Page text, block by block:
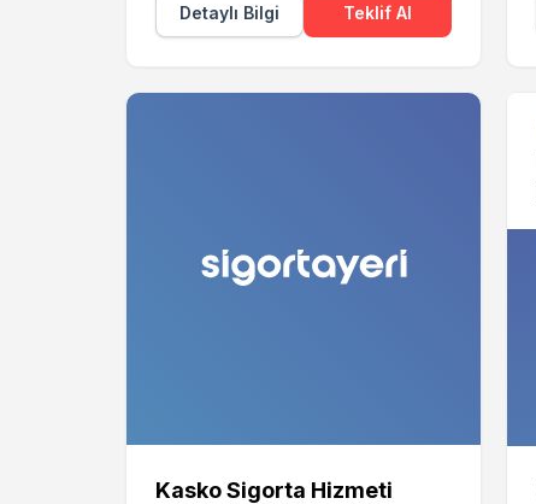
Detaylı Bilgi Teklif Al
Kasko Sigorta Hizmeti